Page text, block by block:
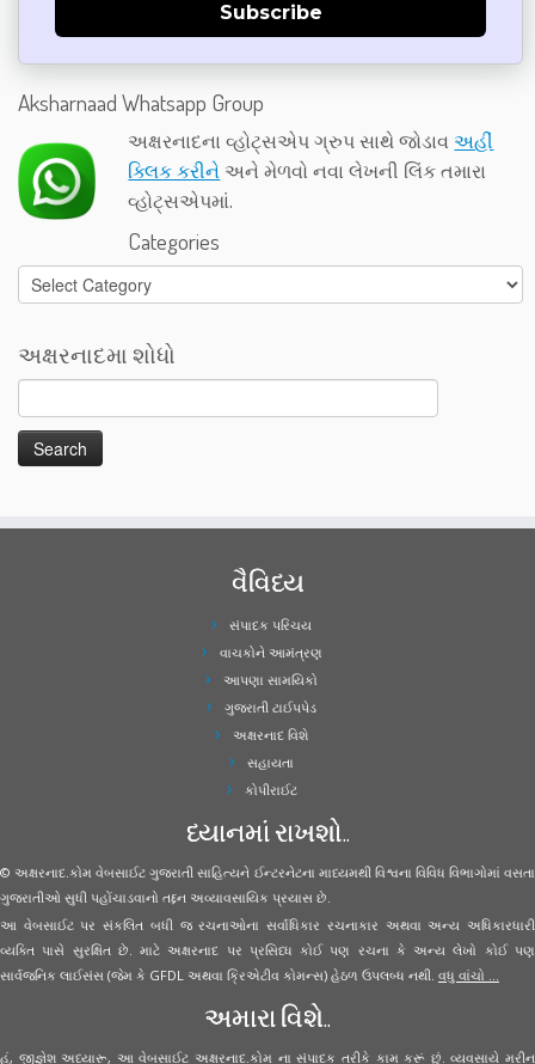
Subscribe
Aksharnaad Whatsapp Group
અક્ષરનાદના વ્હોટ્સએપ ગ્રુપ સાથે જોડાવઅહીં
ક્લિક કરીને અને મેળવો નવા લેખની લિંક તમારા
વ્હોટ્સએપમાં.
Categories
Categories
અક્ષરનાદમા શોધો
વૈવિધ્ય
સંપાદક પરિચય
વાચકોને આમંત્રણ
આપણા સામયિકો
ગુજરાતી ટાઈપપેડ
અક્ષરનાદ વિશે
સહાયતા
કોપીરાઈટ
ધ્યાનમાં રાખશો..
© અક્ષરનાદ.કોમ વેબસાઈટ ગુજરાતી સાહિત્યને ઈન્ટરનેટના માધ્યમથી વિશ્વના વિવિધ વિભાગોમાં વસતા
ગુજરાતીઓ સુધી પહોંચાડવાનો તદ્દન અવ્યાવસાયિક પ્રયાસ છે.
આ વેબસાઈટ પર સંકલિત બધી જ રચનાઓના સર્વાધિકાર રચનાકાર અથવા અન્ય અધિકારધારી
વ્યક્તિ પાસે સુરક્ષિત છે. માટે અક્ષરનાદ પર પ્રસિધ્ધ કોઈ પણ રચના કે અન્ય લેખો કોઈ પણ
સાર્વજનિક લાઈસંસ (જેમ કે GFDL અથવા ક્રિએટીવ કોમન્સ) હેઠળ ઉપલબ્ધ નથી. વધુ વાંચો ...
અમારા વિશે..
હું, જીજ્ઞેશ અધ્યારૂ, આ વેબસાઈટ અક્ષરનાદ.કોમ ના સંપાદક તરીકે કામ કરૂં છું. વ્યવસાયે મરીન